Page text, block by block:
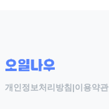
개인정보처리방침 |이용약관